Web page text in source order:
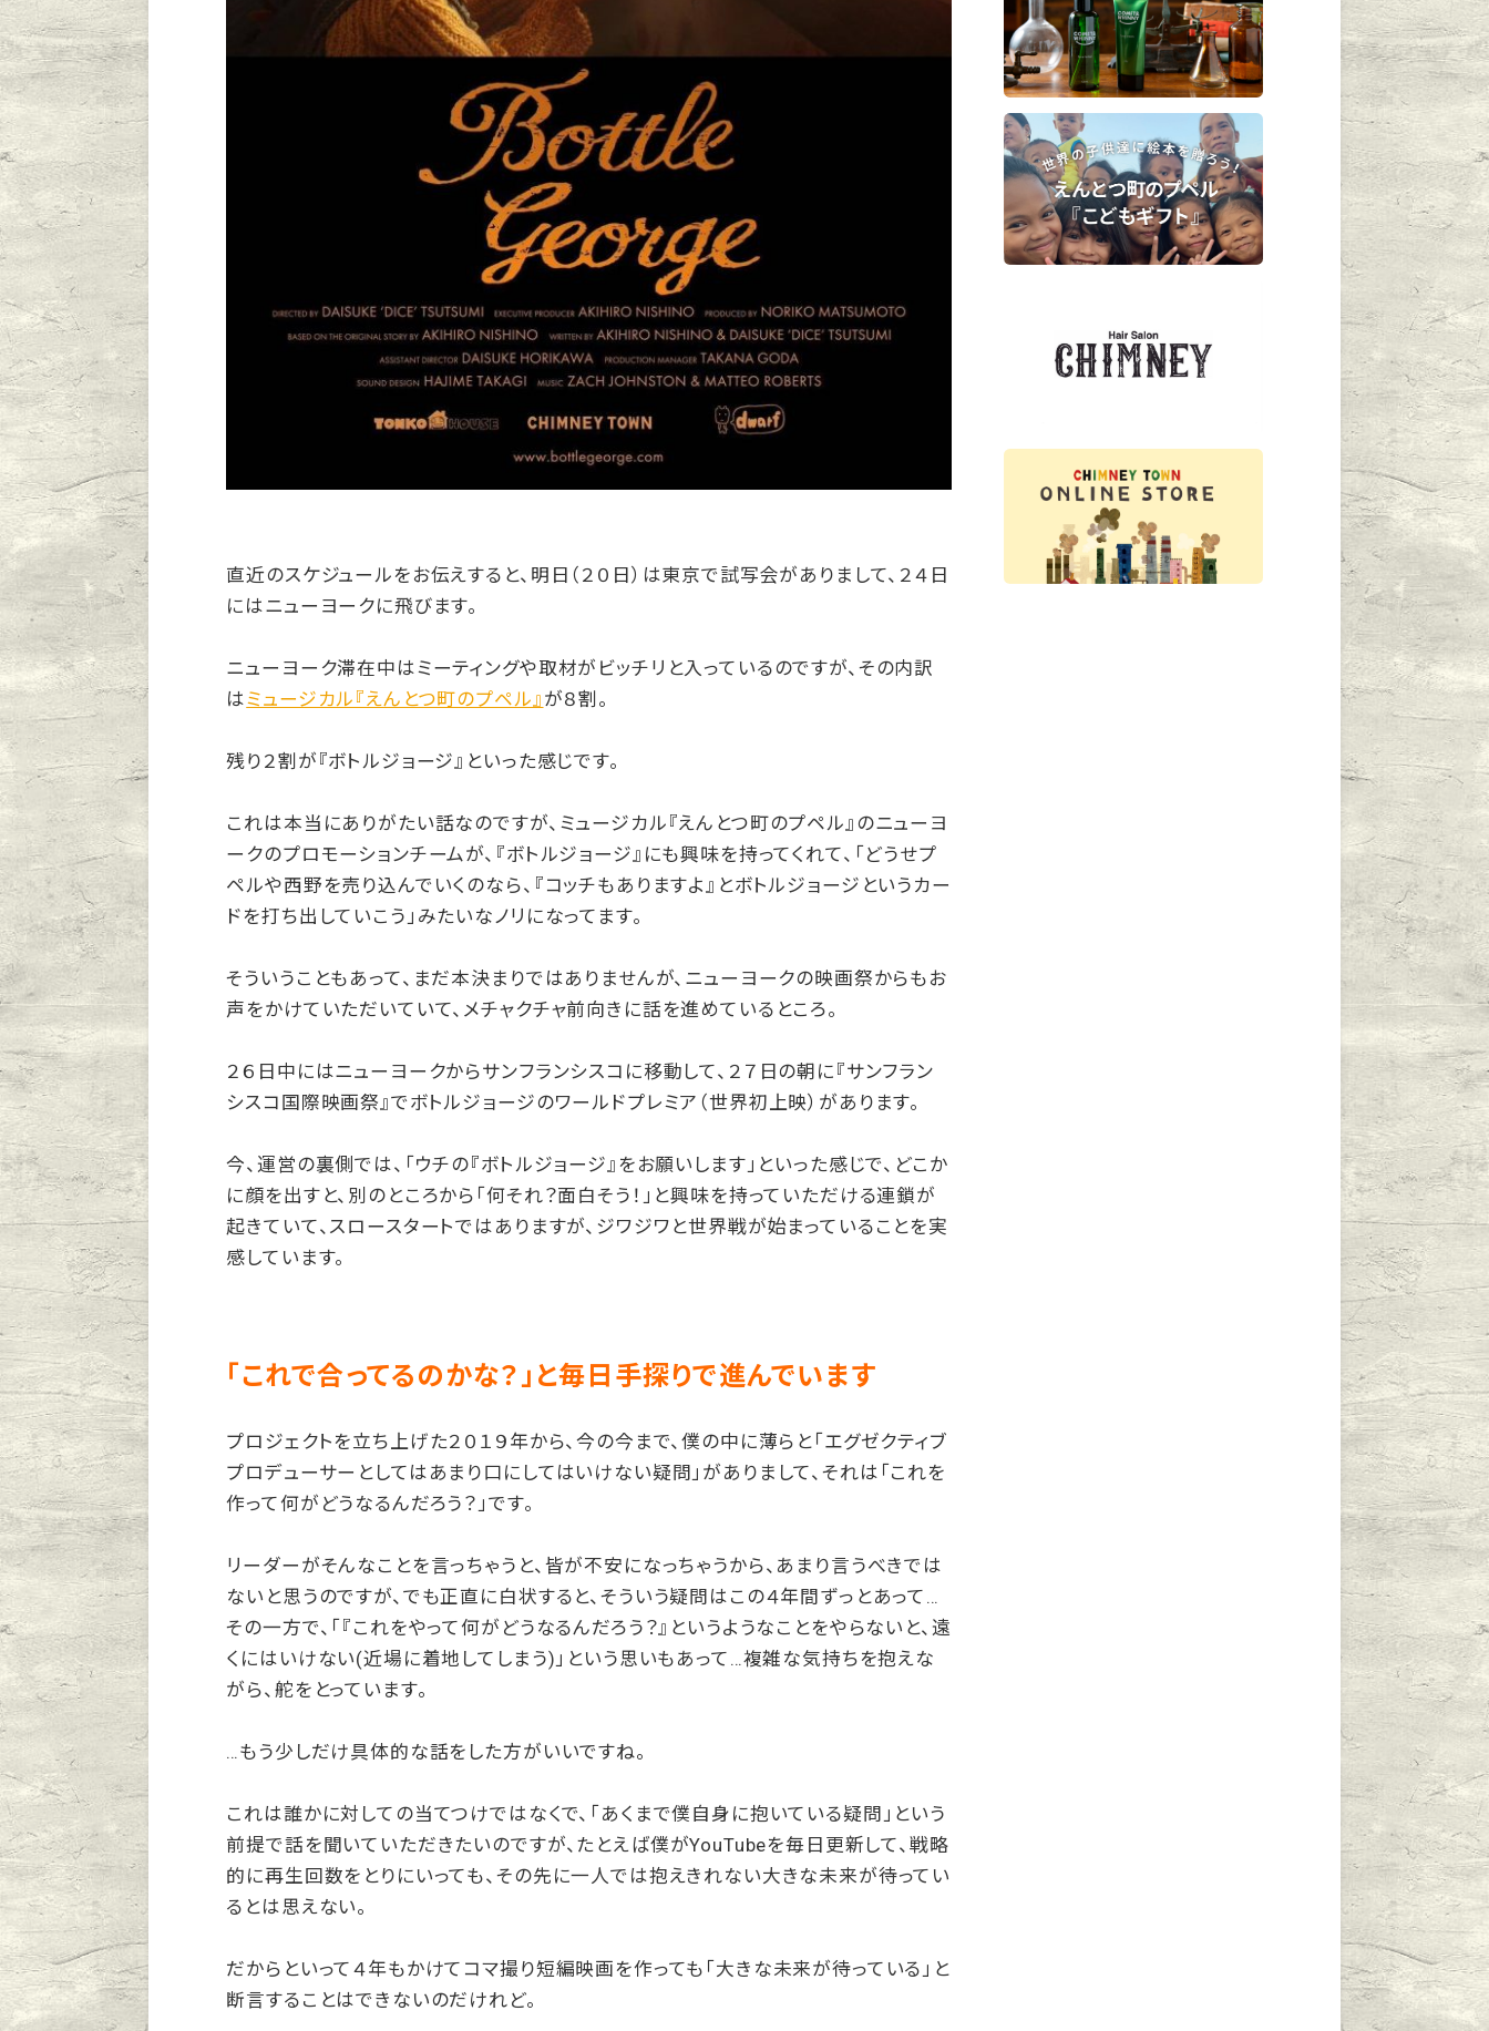
直近のスケジュールをお伝えすると、明日（２０日）は東京で試写会がありまして、２４日
にはニューヨークに飛びます。
ニューヨーク滞在中はミーティングや取材がビッチリと入っているのですが、その内訳
はミュージカル『えんとつ町のプペル』 が８割。
残り２割が『ボトルジョージ』といった感じです。
これは本当にありがたい話なのですが、ミュージカル『えんとつ町のプペル』のニューヨ
ークのプロモーションチームが、『ボトルジョージ』にも興味を持ってくれて、「どうせプ
ペルや西野を売り込んでいくのなら、『コッチもありますよ』とボトルジョージというカー
ドを打ち出していこう」みたいなノリになってます。
そういうこともあって、まだ本決まりではありませんが、ニューヨークの映画祭からもお
声をかけていただいていて、メチャクチャ前向きに話を進めているところ。
２６日中にはニューヨークからサンフランシスコに移動して、２７日の朝に『サンフラン
シスコ国際映画祭』でボトルジョージのワールドプレミア（世界初上映）があります。
今、運営の裏側では、「ウチの『ボトルジョージ』をお願いします」といった感じで、どこか
に顔を出すと、別のところから「何それ？面白そう！」と興味を持っていただける連鎖が
起きていて、スロースタートではありますが、ジワジワと世界戦が始まっていることを実
感しています。
「これで合ってるのかな？」と毎日手探りで進んでいます
プロジェクトを立ち上げた２０１９年から、今の今まで、僕の中に薄らと「エグゼクティブ
プロデューサーとしてはあまり口にしてはいけない疑問」がありまして、それは「これを
作って何がどうなるんだろう？」です。
リーダーがそんなことを言っちゃうと、皆が不安になっちゃうから、あまり言うべきでは
ないと思うのですが、でも正直に白状すると、そういう疑問はこの４年間ずっとあって…
その一方で、「『これをやって何がどうなるんだろう？』というようなことをやらないと、遠
くにはいけない(近場に着地してしまう)」という思いもあって…複雑な気持ちを抱えな
がら、舵をとっています。
…もう少しだけ具体的な話をした方がいいですね。
これは誰かに対しての当てつけではなくで、「あくまで僕自身に抱いている疑問」という
前提で話を聞いていただきたいのですが、たとえば僕がYouTubeを毎日更新して、戦略
的に再生回数をとりにいっても、その先に一人では抱えきれない大きな未来が待ってい
るとは思えない。
だからといって４年もかけてコマ撮り短編映画を作っても「大きな未来が待っている」と
断言することはできないのだけれど。